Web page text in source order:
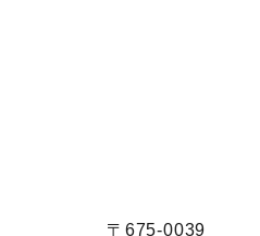
〒675-0039